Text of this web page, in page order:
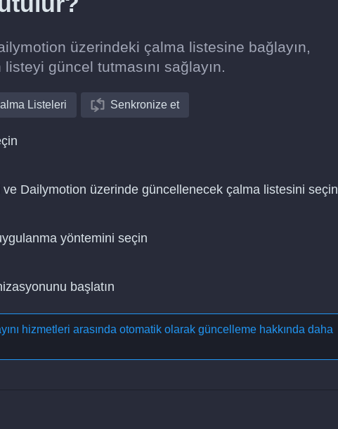
üzerindeki çalma listesine bağlayın,
güncel tutmasını sağlayın.
Listeleri Senkronize et
Dailymotion üzerinde güncellenecek çalma listesini seçin
yöntemini seçin
başlatın
hizmetleri arasında otomatik olarak güncelleme hakkında daha